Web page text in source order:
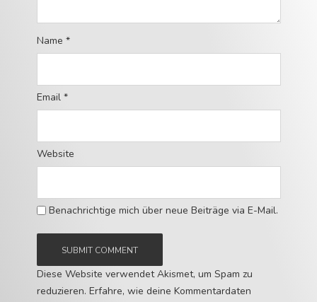
Name *
Email *
Website
Benachrichtige mich über neue Beiträge via E-Mail.
Diese Website verwendet Akismet, um Spam zu
reduzieren. Erfahre, wie deine Kommentardaten